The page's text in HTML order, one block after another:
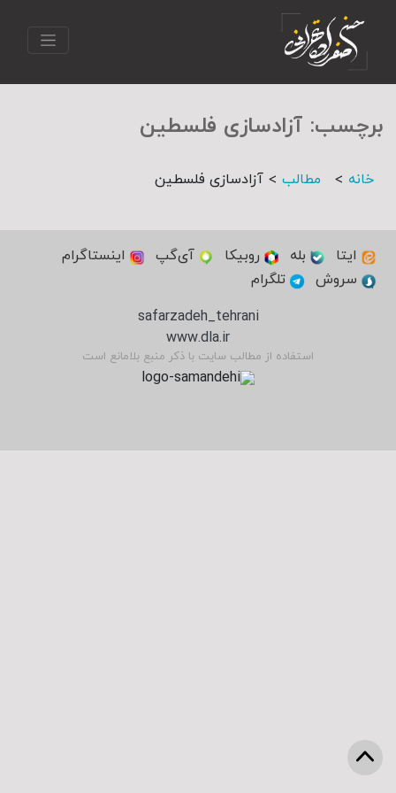
برچسب: آزاد‌سازی فلسطین
خانه > مطالب > آزاد‌سازی فلسطین
ایتا بله روبیکا آی‌گپ
اینستاگرام
سروش
تلگرام
safarzadeh_tehrani
www.dla.ir
استفاده از مطالب سایت با ذکر منبع بلامانع است